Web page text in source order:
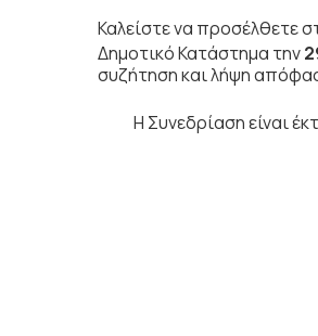
Καλείστε να προσέλθετε
Δημοτικό Κατάστημα την
συζήτησηκαι λήψη
Η Συνεδρίαση είναι